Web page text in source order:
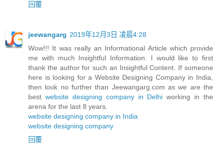
回覆
jeewangarg 2019年12月3日 凌晨4:28
Wow!!! It was really an Informational Article which provide
me with much Insightful Information. I would like to first
thank the author for such an Insightful Content. If someone
here is looking for a Website Designing Company in India,
then look no further than Jeewangarg.com as we are the
best website designing company in Delhiworking in the
arena for the last 8 years.
website designing company in India
website designing company
回覆